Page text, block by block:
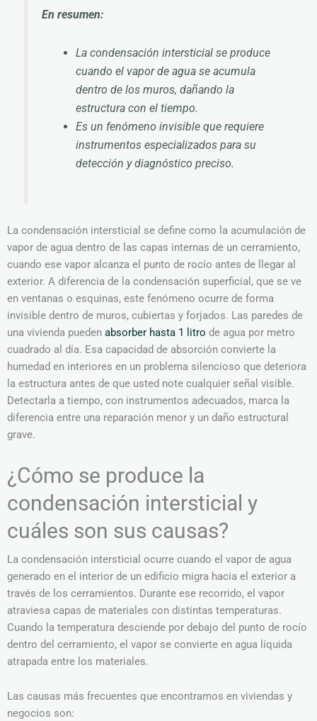
En resumen:
La condensación intersticial se produce
cuando el vapor de agua se acumula
dentro de los muros, dañando la
estructura con el tiempo.
Es un fenómeno invisible que requiere
instrumentos especializados para su
detección y diagnóstico preciso.
La condensación intersticial se define como la acumulación de
vapor de agua dentro de las capas internas de un cerramiento,
cuando ese vapor alcanza el punto de rocío antes de llegar al
exterior. A diferencia de la condensación superficial, que se ve
en ventanas o esquinas, este fenómeno ocurre de forma
invisible dentro de muros, cubiertas y forjados. Las paredes de
una vivienda pueden absorber hasta 1 litro de agua por metro
cuadrado al día. Esa capacidad de absorción convierte la
humedad en interiores en un problema silencioso que deteriora
la estructura antes de que usted note cualquier señal visible.
Detectarla a tiempo, con instrumentos adecuados, marca la
diferencia entre una reparación menor y un daño estructural
grave.
¿Cómo se produce la
condensación intersticial y
cuáles son sus causas?
La condensación intersticial ocurre cuando el vapor de agua
generado en el interior de un edificio migra hacia el exterior a
través de los cerramientos. Durante ese recorrido, el vapor
atraviesa capas de materiales con distintas temperaturas.
Cuando la temperatura desciende por debajo del punto de rocío
dentro del cerramiento, el vapor se convierte en agua líquida
atrapada entre los materiales.
Las causas más frecuentes que encontramos en viviendas y
negocios son: